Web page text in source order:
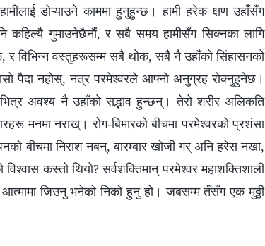
डोऱ्याउने काममा हुनुहुन्छ। हामी हरेक क्षण उहाँसँग
गुमाउनेछैनौं, र सबै समय हामीसँग सिक्नका लागि
विभिन्न वस्तुहरूसम्म सबै थोक, सबै नै उहाँको सिंहासनको
पैदा नहोस्, नत्र परमेश्‍वरले आफ्‍नो अनुग्रह रोक्‍नुहुनेछ।
अवश्य नै उहाँको सद्भाव हुन्छन्। तेरो शरीर अलिकति
मनमा नराख्। रोग-बिमारको बीचमा परमेश्‍वरको प्रशंसा
बीचमा निराश नबन्, बारम्‍बार खोजी गर् अनि हरेस नखा,
कस्तो थियो? सर्वशक्तिमान्‌ परमेश्‍वर महाशक्तिशाली
आत्मामा जिउनु भनेको निको हुनु हो। जबसम्‍म तँसँग एक मुठ्ठी